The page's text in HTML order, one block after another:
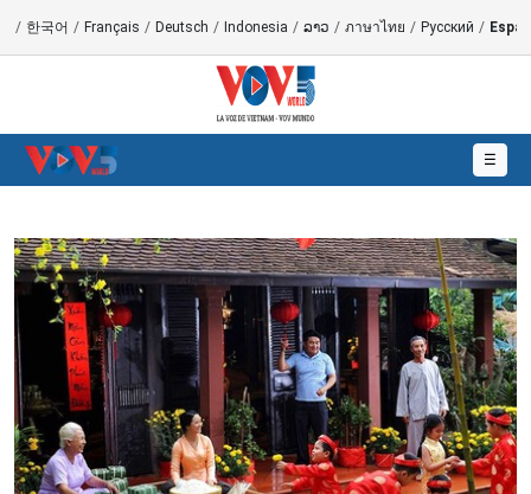
/ 한국어 / Français / Deutsch / Indonesia / ລາວ / ภาษาไทย / Русский /
☰